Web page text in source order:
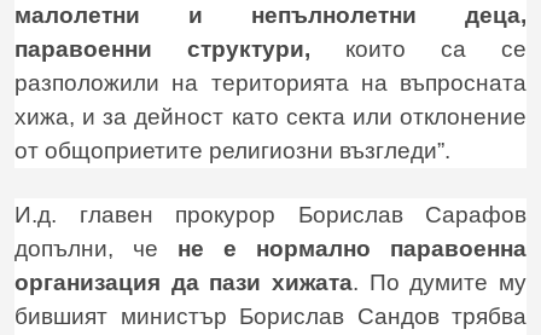
малолетни и непълнолетни деца,
паравоенни структури, които са се
разположили на територията на въпросната
хижа, и за дейност като секта или отклонение
от общоприетите религиозни възгледи”.
И.д. главен прокурор Борислав Сарафов
допълни, че не е нормално паравоенна
организация да пази хижата. По думите му
бившият министър Борислав Сандов трябва